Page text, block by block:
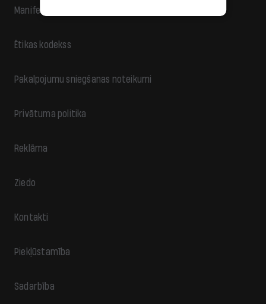
Manifests
Ētikas kodekss
Pakalpojumu sniegšanas noteikumi
Privātuma politika
Reklāma
Ziedo
Kontakti
Piekļūstamība
Sadarbība